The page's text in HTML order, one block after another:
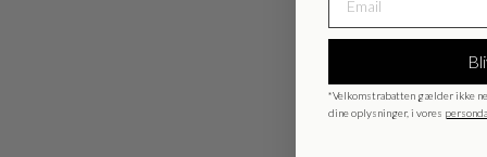
*Velkomstrabatten gælder ikke
dine oplysninger, i vores